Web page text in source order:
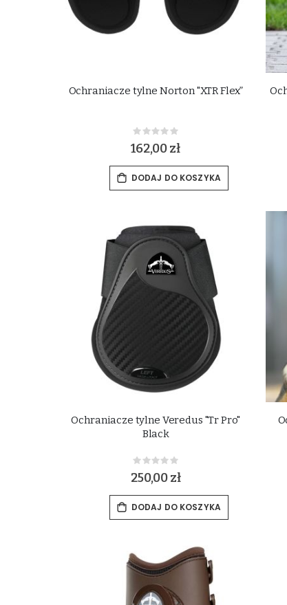
Ochraniacze tylne Norton "XTR Flex”
Rating:
0%
162,00 zł
DODAJ DO KOSZYKA
Ochraniacze tylne Veredus "Tr Pro"
Black
Rating:
0%
250,00 zł
DODAJ DO KOSZYKA